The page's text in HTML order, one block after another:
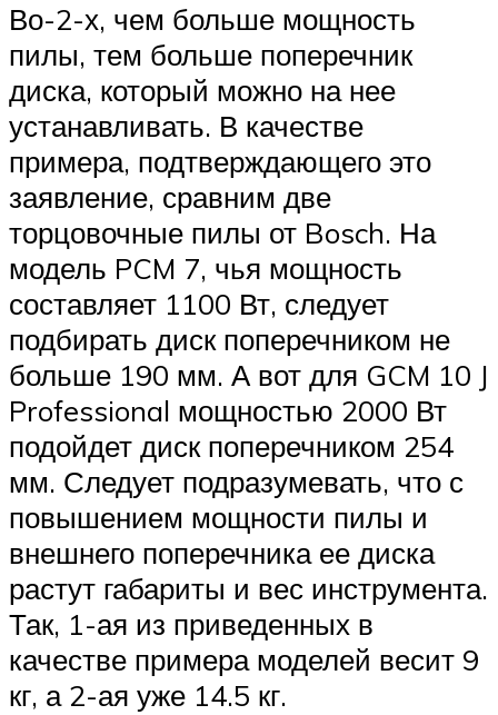
Во-2-х, чем больше мощность
пилы, тем больше поперечник
диска, который можно на нее
устанавливать. В качестве
примера, подтверждающего это
заявление, сравним две
торцовочные пилы от Bosch. На
модель PCM 7, чья мощность
составляет 1100 Вт, следует
подбирать диск поперечником не
больше 190 мм. А вот для GCM 10 J
Professional мощностью 2000 Вт
подойдет диск поперечником 254
мм. Следует подразумевать, что с
повышением мощности пилы и
внешнего поперечника ее диска
растут габариты и вес инструмента.
Так, 1-ая из приведенных в
качестве примера моделей весит 9
кг, а 2-ая уже 14.5 кг.